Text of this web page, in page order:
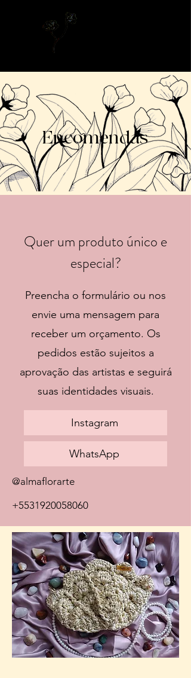
Encomendas
Quer um produto único e
especial?
Preencha o formulário ou nos
envie uma mensagem para
receber um orçamento. Os
pedidos estão sujeitos a
aprovação das artistas e seguirá
suas identidades visuais.
Instagram
WhatsApp
@almaflorarte
+5531920058060